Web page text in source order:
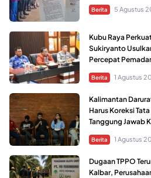
Berita 5 Agustus
Kubu Raya
Sukiryanto
Percepat
Berita 1 Agustus
Kalimantan
Harus Koreksi
Tanggung Jawab
Berita 1 Agustus
Dugaan TPPO
Kalbar,